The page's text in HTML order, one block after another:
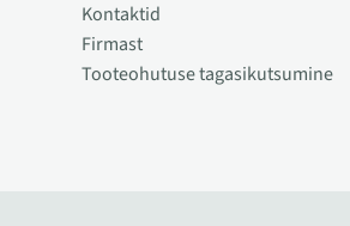
Kontaktid
Firmast
Tooteohutuse tagasikutsumine